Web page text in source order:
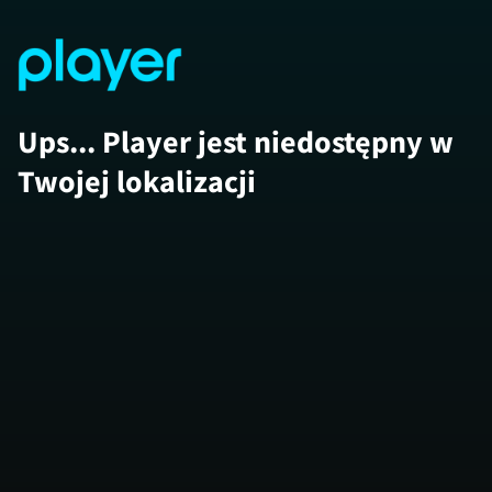
Ups... Player jest niedostępny w
Twojej lokalizacji